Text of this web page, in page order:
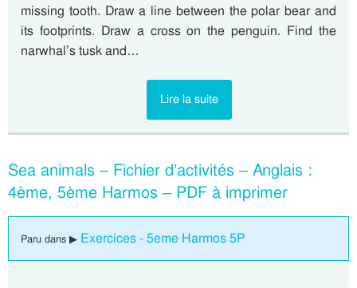
missing tooth. Draw a line between the polar bear and
its footprints. Draw a cross on the penguin. Find the
narwhal’s tusk and…
Lire la suite
Sea animals – Fichier d’activités – Anglais :
4ème, 5ème Harmos – PDF à imprimer
Paru dans ▶ Exercices - 5eme Harmos 5P